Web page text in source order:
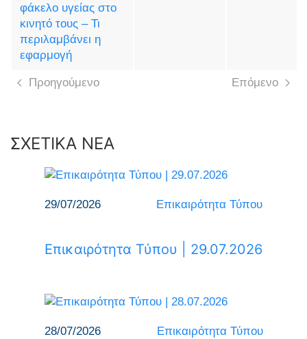
φάκελο υγείας στο
κινητό τους – Τι
περιλαμβάνει η
εφαρμογή
Προηγούμενο Επόμενο
ΣΧΕΤΙΚΑ ΝΕΑ
29/07/2026 Επικαιρότητα Τύπου
Επικαιρότητα Τύπου | 29.07.2026
28/07/2026 Επικαιρότητα Τύπου